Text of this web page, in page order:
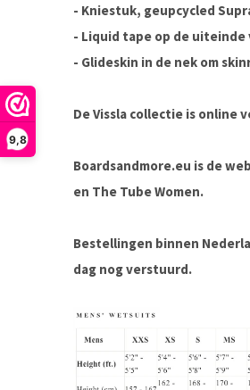
9,8
- Kniestuk, geupcycled
- Liquid tape op de
- Glideskin in de nek om
De Vissla collectie is online
Boardsandmore.eu is de
en The Tube Women.
Bestellingen binnen
dag nog verstuurd.